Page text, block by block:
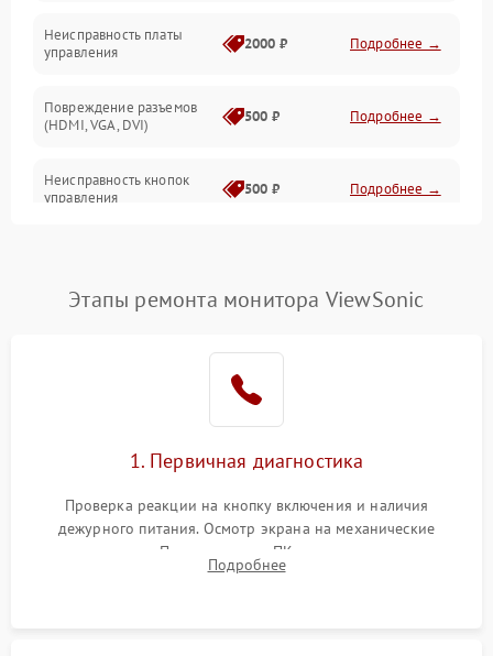
Неисправность платы
управления
2000 ₽ Подробнее →
Повреждение разъемов
(HDMI, VGA, DVI)
500 ₽ Подробнее →
Неисправность кнопок
управления
500 ₽ Подробнее →
Повреждение кабеля
1000 ₽
Поломка системы
автоматического
1000 ₽ Подробнее →
Неисправность системы
1000 ₽
Этапы ремонта монитора ViewSonic
1. Первичная диагностика
Проверка реакции на кнопку включения и наличия
дежурного питания. Осмотр экрана на механические
повреждения. Подключение к ПК для оценки вывода
изображения, работы подсветки и выявления артефактов на
Подробнее